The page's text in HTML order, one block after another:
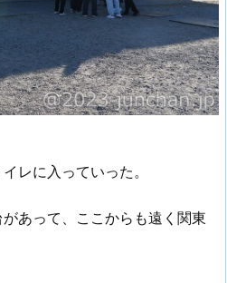
レに入っていった。
あって、ここからも遠く関東